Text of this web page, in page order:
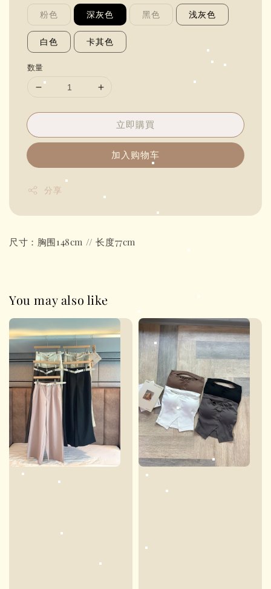
粉色 深灰色 黑色 浅灰色
白色 卡其色
数量
立即購買
加入购物车
分享
尺寸：胸围148cm // 长度77cm
You may also like